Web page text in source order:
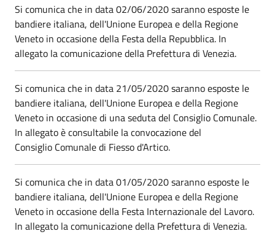
Si comunica che in data 02/06/2020 saranno esposte le
bandiere italiana, dell'Unione Europea e della Regione
Veneto in occasione della Festa della Repubblica. In
allegato la comunicazione della Prefettura di Venezia.
Si comunica che in data 21/05/2020 saranno esposte le
bandiere italiana, dell'Unione Europea e della Regione
Veneto in occasione di una seduta del Consiglio Comunale.
In allegato è consultabile la convocazione del
Consiglio Comunale di Fiesso d'Artico.
Si comunica che in data 01/05/2020 saranno esposte le
bandiere italiana, dell'Unione Europea e della Regione
Veneto in occasione della Festa Internazionale del Lavoro.
In allegato la comunicazione della Prefettura di Venezia.